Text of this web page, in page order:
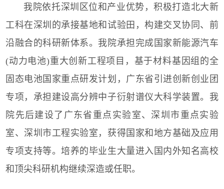
我院依托深圳区位和产业优势，积极打造北大新
工科在深圳的承接基地和试验田，构建交叉协同、前
沿融合的科研新体系。我院承担完成国家新能源汽车
(动力电池)重大创新工程项目，基于材料基因组的全
固态电池国家重点研发计划，广东省引进创新创业团
专项，承担建设高分辨中子衍射谱仪大科学装置。我
院先后建设了广东省重点实验室、深圳市重点实验
室、深圳市工程实验室，获得国家和地方基础及应用
专项支持等。培养的毕业生大量进入国内外知名高校
和顶尖科研机构继续深造或任职。